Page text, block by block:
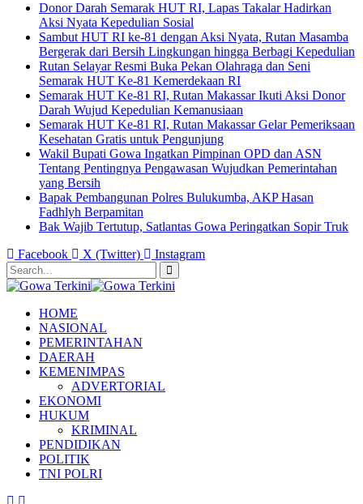
Donor Darah Semarak HUT RI, Lapas Takalar Hadirkan
Aksi Nyata Kepedulian Sosial
Sambut HUT RI ke-81 dengan Aksi Nyata, Rutan Masamba
Bergerak dari Bersih Lingkungan hingga Berbagi Kepedulian
Rutan Selayar Resmi Buka Pekan Olahraga dan Seni
Semarak HUT Ke-81 Kemerdekaan RI
Semarak HUT Ke-81 RI, Rutan Makassar Ikuti Aksi Donor
Darah Wujud Kepedulian Kemanusiaan
Semarak HUT Ke-81 RI, Rutan Makassar Gelar Pemeriksaan
Kesehatan Gratis untuk Pengunjung
Wakil Bupati Gowa Ingatkan Pimpinan OPD dan ASN
Tentang Pentingnya Pengawasan Wujudkan Pemerintahan
yang Bersih
Bapak Pembangunan Polres Bulukumba, AKP Hasan
Fadhlyh Berpamitan
Bak Wajib Tertutup, Satlantas Gowa Peringatkan Sopir Truk
Facebook
X (Twitter) Instagram
HOME
NASIONAL
PEMERINTAHAN
DAERAH
KEMENIMPAS
ADVERTORIAL
EKONOMI
HUKUM
KRIMINAL
PENDIDIKAN
POLITIK
TNI POLRI